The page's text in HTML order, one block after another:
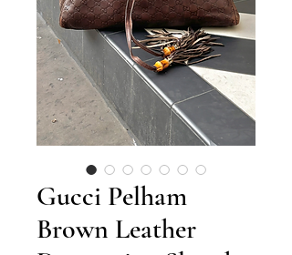
Gucci Pelham
Brown Leather